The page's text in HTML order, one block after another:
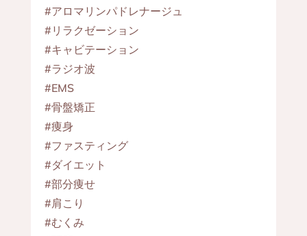
#アロマリンパドレナージュ
#リラクゼーション
#キャビテーション
#ラジオ波
#EMS
#骨盤矯正
#痩身
#ファスティング
#ダイエット
#部分痩せ
#肩こり
#むくみ